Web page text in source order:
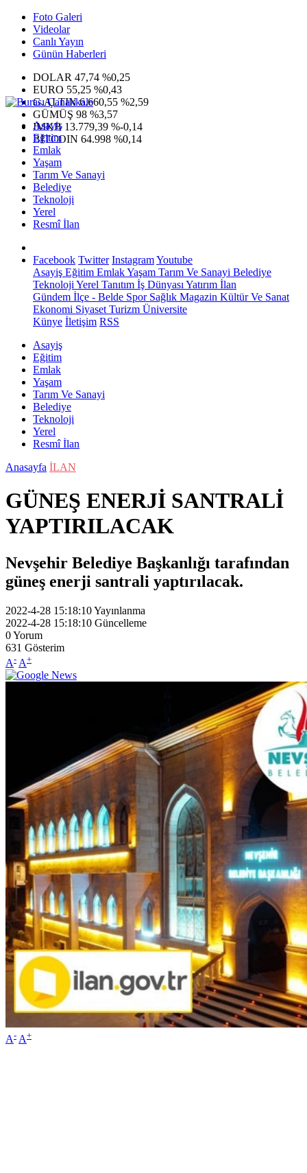
Foto Galeri
Videolar
Canlı Yayın
Günün Haberleri
DOLAR 47,74 %0,25
EURO 55,25 %0,43
G.ALTIN6.660,55 %2,59
GÜMÜŞ 98 %3,57
IMKB 13.779,39 %-0,14
BITCOIN 64.998 %0,14
Asayiş
Eğitim
Emlak
Yaşam
Tarım Ve Sanayi
Belediye
Teknoloji
Yerel
Resmî İlan
Facebook Twitter InstagramYoutube
Asayiş Eğitim EmlakYaşam Tarım Ve Sanayi Belediye
Teknoloji Yerel Tanıtım İş Dünyası Yatırım İlan
Gündem İlçe - Belde SporSağlık Magazin Kültür Ve Sanat
Ekonomi Siyaset Turizm Üniversite
Künye İletişim RSS
Asayiş
Eğitim
Emlak
Yaşam
Tarım Ve Sanayi
Belediye
Teknoloji
Yerel
Resmî İlan
Anasayfa İLAN
GÜNEŞ ENERJİ SANTRALİ
YAPTIRILACAK
Nevşehir Belediye Başkanlığı tarafından
güneş enerji santrali yaptırılacak.
2022-4-28 15:18:10Yayınlanma
2022-4-28 15:18:10 Güncelleme
0Yorum
631 Gösterim
A- A+
A- A+